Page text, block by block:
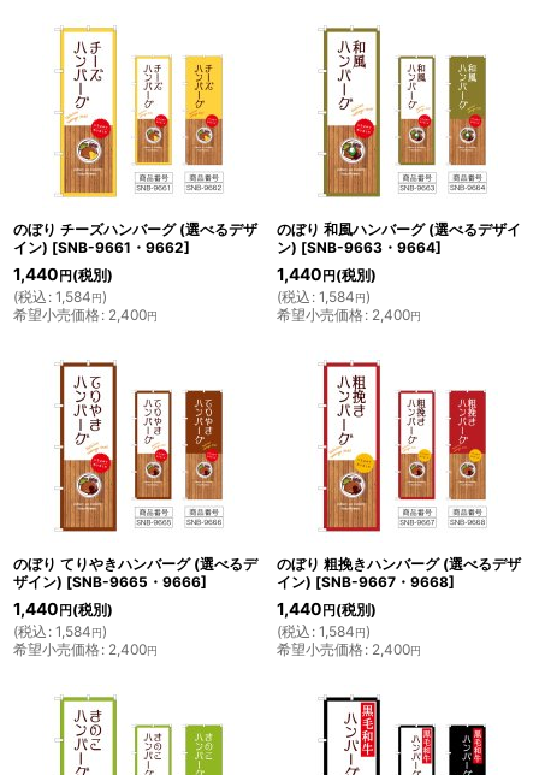
のぼり チーズハンバーグ (選べるデザ
イン) [SNB-9661・9662]
1,440 円 (税別)
(税込 : 1,584円)
希望小売価格: 2,400円
のぼり 和風ハンバーグ (選べるデザイ
ン) [SNB-9663・9664]
1,440 円 (税別)
(税込 : 1,584円)
希望小売価格: 2,400円
のぼり てりやきハンバーグ (選べるデ
ザイン) [SNB-9665・9666]
1,440 円 (税別)
(税込 : 1,584円)
希望小売価格: 2,400円
のぼり 粗挽きハンバーグ (選べるデザ
イン) [SNB-9667・9668]
1,440 円 (税別)
(税込 : 1,584円)
希望小売価格: 2,400円